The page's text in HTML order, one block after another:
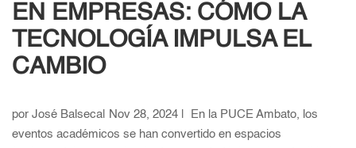
EN EMPRESAS: CÓMO LA
TECNOLOGÍA IMPULSA EL
CAMBIO
por José Balseca| Nov 28, 2024 | En la PUCE Ambato, los
eventos académicos se han convertido en espacios